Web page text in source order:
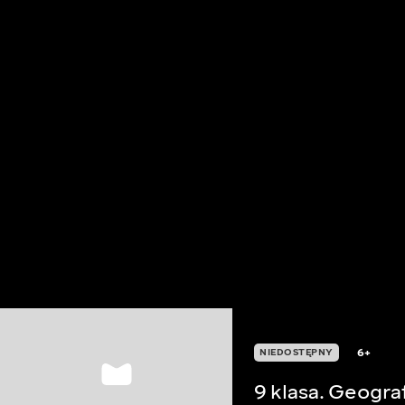
NIEDOSTĘPNY 6+
9 klasa.